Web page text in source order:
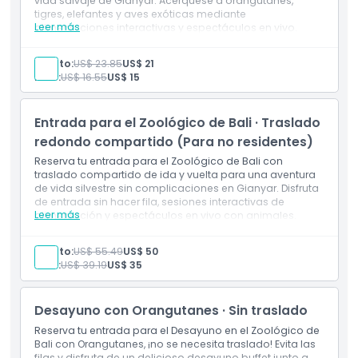
Exclusiones
Horario de Apertura
Cosas a Saber
Ubicación
Cómo Canjear
Política de Cancelación
tigres, elefantes y aves exóticas mediante
alimentaciones interactivas y espectáculos en vivo.
Leer más
No Incluye
Recogida y devolución en el hotel
Comidas y bebidas
Otros gastos personales.
1 entrada(s) para Bali Zoo
Seguro proporcionado por el operador
Jungle Splash Waterplay
Encuentros con animales y espectáculo.
Adulto:US$ 23.85US$ 21
Niño:US$ 16.55US$ 15
Entrada para el Zoológico de Bali · Traslado
redondo compartido (Para no residentes)
Reserva tu entrada para el Zoológico de Bali con
traslado compartido de ida y vuelta para una aventura
de vida silvestre sin complicaciones en Gianyar. Disfruta
de entrada sin hacer fila, sesiones interactivas de
alimentación y espectáculos en vivo con animales.
orangutanes, tigres y más.
Leer más
Exclusiones
Otros gastos personales.
Incluye
1 entrada(s) al Zoológico de Bali
Almuerzo
Traslados de ida y vuelta desde y hacia tu hotel
Seguro proporcionado por el operador
Adulto:US$ 55.49US$ 50
Niño:US$ 39.19US$ 35
Desayuno con Orangutanes · Sin traslado
Reserva tu entrada para el Desayuno en el Zoológico de
Bali con Orangutanes, ¡no se necesita traslado! Evita las